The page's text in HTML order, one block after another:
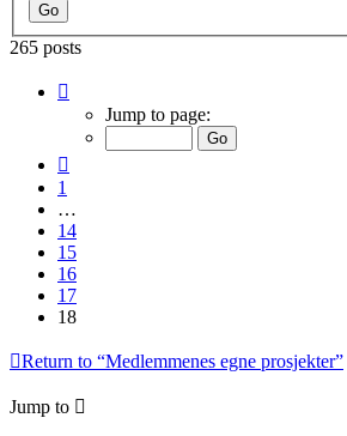
265 posts
18
Jump to page:
1
…
14
15
16
17
18
Return to “Medlemmenes egne prosjekter”
Jump to